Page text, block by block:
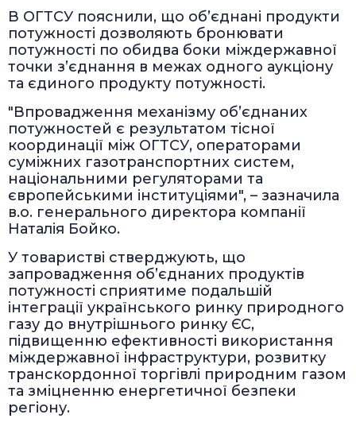
В ОГТСУ пояснили, що об’єднані продукти
потужності дозволяють бронювати
потужності по обидва боки міждержавної
точки з’єднання в межах одного аукціону
та єдиного продукту потужності.
"Впровадження механізму об’єднаних
потужностей є результатом тісної
координації між ОГТСУ, операторами
суміжних газотранспортних систем,
національними регуляторами та
європейськими інституціями", – зазначила
в.о. генерального директора компанії
Наталія Бойко.
У товаристві стверджують, що
запровадження об’єднаних продуктів
потужності сприятиме подальшій
інтеграції українського ринку природного
газу до внутрішнього ринку ЄС,
підвищенню ефективності використання
міждержавної інфраструктури, розвитку
транскордонної торгівлі природним газом
та зміцненню енергетичної безпеки
регіону.